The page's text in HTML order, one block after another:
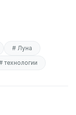
# Луна
технологии